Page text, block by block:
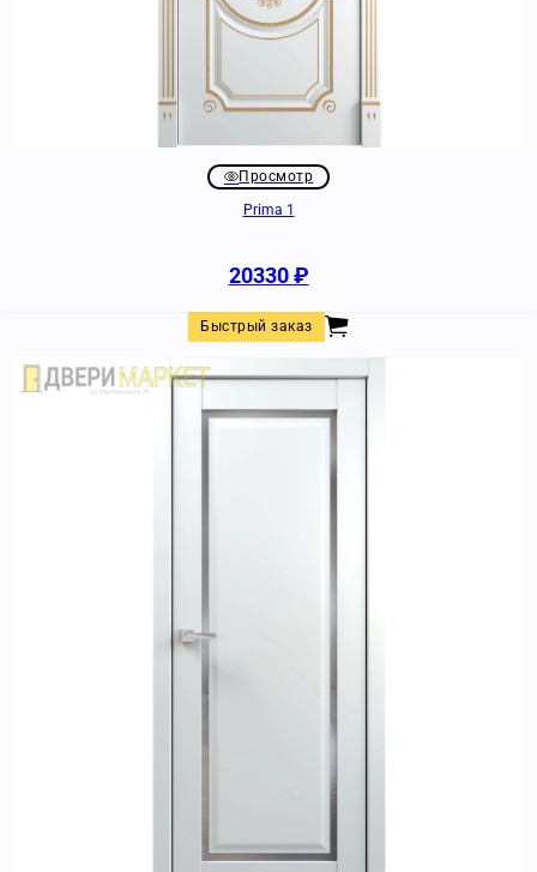
Просмотр
Prima 1
20330₽
Быстрый заказ